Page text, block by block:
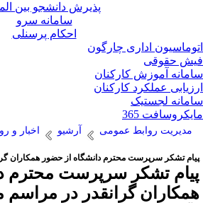
پذیرش دانشجو بین
سامانه سرو
احکام پرسنلی
اداری چارگون
حقوقی
آموزش کارکنان
عملکرد کارکنان
لجستیک
365
مدیریت روابط عمومی آرشیو اخبار و
تشکر سرپرست محترم دانشگاه از حضور همکاران
تشکر سرپرست محترم
گرانقدر در مراسم